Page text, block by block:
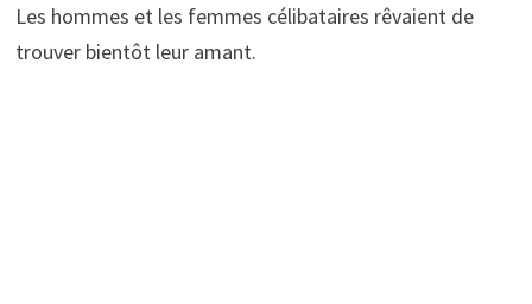
Les hommes et les femmes célibataires rêvaient de
trouver bientôt leur amant.